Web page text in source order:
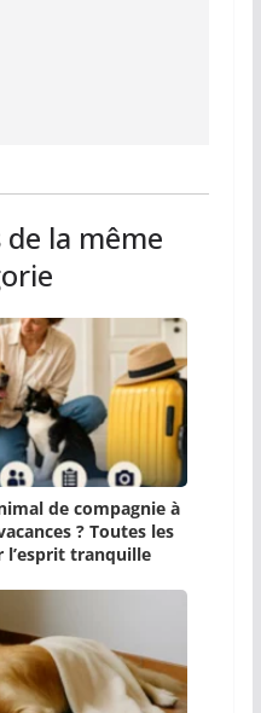
la même
de compagnie à
? Toutes les
tranquille